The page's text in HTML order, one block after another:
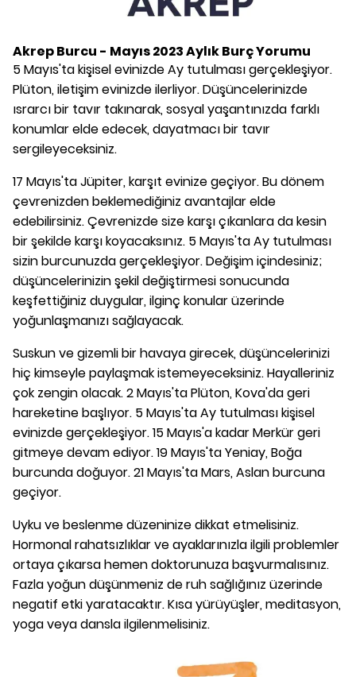
Akrep Burcu - Mayıs 2023 Aylık Burç Yorumu
5 Mayıs'ta kişisel evinizde Ay tutulması gerçekleşiyor.
Plüton, iletişim evinizde ilerliyor. Düşüncelerinizde
ısrarcı bir tavır takınarak, sosyal yaşantınızda farklı
konumlar elde edecek, dayatmacı bir tavır
sergileyeceksiniz.
17 Mayıs'ta Jüpiter, karşıt evinize geçiyor. Bu dönem
çevrenizden beklemediğiniz avantajlar elde
edebilirsiniz. Çevrenizde size karşı çıkanlara da kesin
bir şekilde karşı koyacaksınız. 5 Mayıs'ta Ay tutulması
sizin burcunuzda gerçekleşiyor. Değişim içindesiniz;
düşüncelerinizin şekil değiştirmesi sonucunda
keşfettiğiniz duygular, ilginç konular üzerinde
yoğunlaşmanızı sağlayacak.
Suskun ve gizemli bir havaya girecek, düşüncelerinizi
hiç kimseyle paylaşmak istemeyeceksiniz. Hayalleriniz
çok zengin olacak. 2 Mayıs'ta Plüton, Kova'da geri
hareketine başlıyor. 5 Mayıs'ta Ay tutulması kişisel
evinizde gerçekleşiyor. 15 Mayıs'a kadar Merkür geri
gitmeye devam ediyor. 19 Mayıs'ta Yeniay, Boğa
burcunda doğuyor. 21 Mayıs'ta Mars, Aslan burcuna
geçiyor.
Uyku ve beslenme düzeninize dikkat etmelisiniz.
Hormonal rahatsızlıklar ve ayaklarınızla ilgili problemler
ortaya çıkarsa hemen doktorunuza başvurmalısınız.
Fazla yoğun düşünmeniz de ruh sağlığınız üzerinde
negatif etki yaratacaktır. Kısa yürüyüşler, meditasyon,
yoga veya dansla ilgilenmelisiniz.